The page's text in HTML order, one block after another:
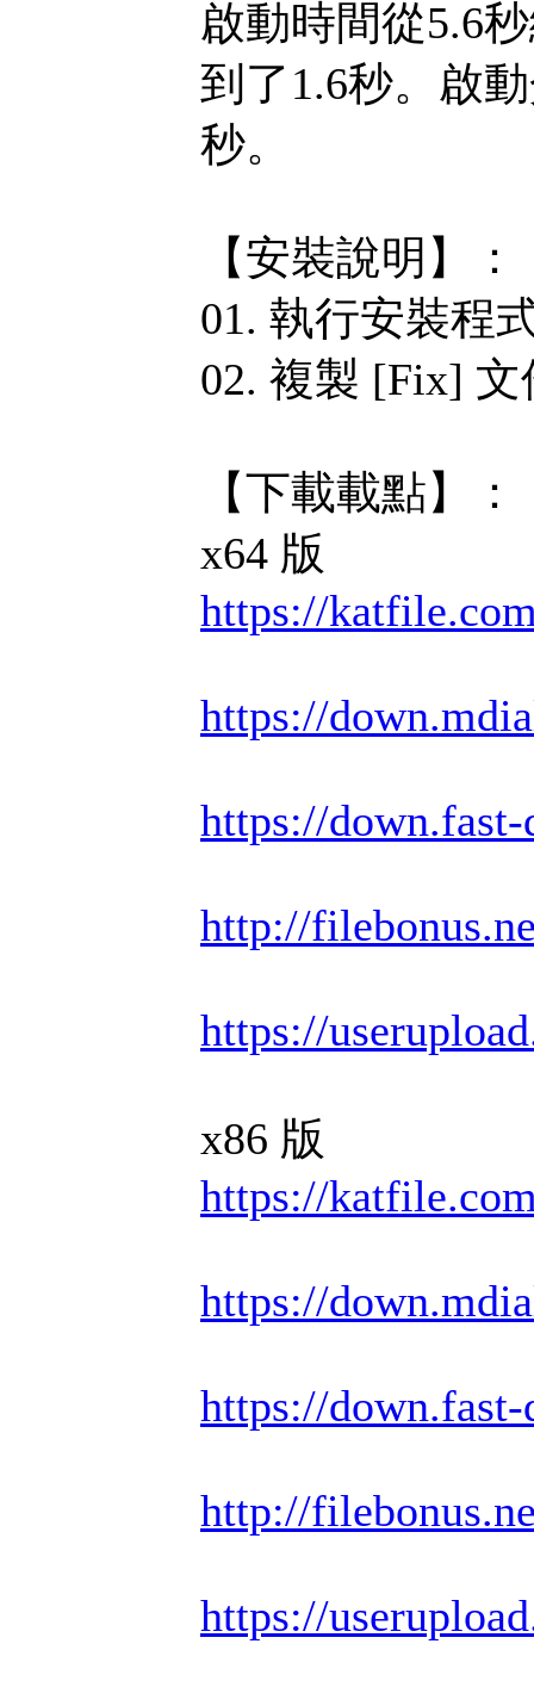
啟動時間從5.6
到了1.6秒。啟
秒。
【安裝說明】：
01. 執行安裝程
02. 複製 [Fix]
【下載載點】：
x64 版
https://
https://
https://
http://
https://
x86 版
https://
https://
https://
http://
https://